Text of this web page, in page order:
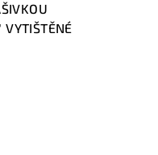
VYTIŠTĚNÉ